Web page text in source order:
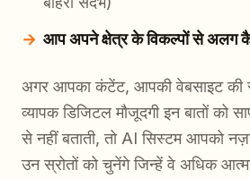
आप अपने क्षेत्र के विकल्पों से अलग
अगर आपका कंटेंट, आपकी वेबसाइट
व्यापक डिजिटल मौजूदगी इन बातों को
से नहीं बताती, तो AI सिस्टम आपको
उन स्रोतों को चुनेंगे जिन्हें वे अधिक